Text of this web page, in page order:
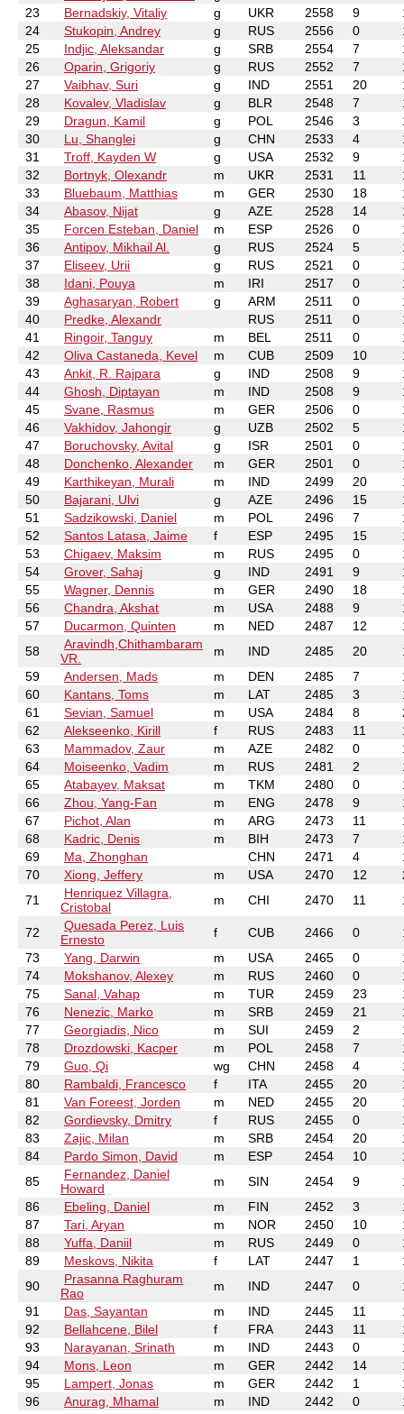
23
Bernadskiy, Vitaliy g UKR 2558 9
24
Stukopin, Andrey g RUS 2556 0
25
Indjic, Aleksandar g SRB 2554 7
26
Oparin, Grigoriy g RUS 2552 7
27
Vaibhav, Suri g IND 2551 20
28
Kovalev, Vladislav g BLR 2548 7
29
Dragun, Kamil g POL 2546 3
30
Lu, Shanglei g CHN 2533 4
31
Troff, Kayden W g USA 2532 9
32
Bortnyk, Olexandr m UKR 2531 11
33
Bluebaum, Matthias m GER 2530 18
34
Abasov, Nijat g AZE 2528 14
35
Forcen Esteban, Daniel m ESP 2526 0
36
Antipov, Mikhail Al. g RUS 2524 5
37
Eliseev, Urii g RUS 2521 0
38
Idani, Pouya m IRI 2517 0
39
Aghasaryan, Robert g ARM 2511 0
40
Predke, Alexandr RUS 2511 0
41
Ringoir, Tanguy m BEL 2511 0
42
Oliva Castaneda, Kevel m CUB 2509 10
43
Ankit, R. Rajpara g IND 2508 9
44
Ghosh, Diptayan m IND 2508 9
45
Svane, Rasmus m GER 2506 0
46
Vakhidov, Jahongir g UZB 2502 5
47
Boruchovsky, Avital g ISR 2501 0
48
Donchenko, Alexander m GER 2501 0
49
Karthikeyan, Murali m IND 2499 20
50
Bajarani, Ulvi g AZE 2496 15
51
Sadzikowski, Daniel m POL 2496 7
52
Santos Latasa, Jaime f ESP 2495 15
53
Chigaev, Maksim m RUS 2495 0
54
Grover, Sahaj g IND 2491 9
55
Wagner, Dennis m GER 2490 18
56
Chandra, Akshat m USA 2488 9
57
Ducarmon, Quinten m NED 2487 12
58
Aravindh,Chithambaram
VR.
m IND 2485 20
59
Andersen, Mads m DEN 2485 7
60
Kantans, Toms m LAT 2485 3
61
Sevian, Samuel m USA 2484 8
62
Alekseenko, Kirill f RUS 2483 11
63
Mammadov, Zaur m AZE 2482 0
64
Moiseenko, Vadim m RUS 2481 2
65
Atabayev, Maksat m TKM 2480 0
66
Zhou, Yang-Fan m ENG 2478 9
67
Pichot, Alan m ARG 2473 11
68
Kadric, Denis m BIH 2473 7
69
Ma, Zhonghan CHN 2471 4
70
Xiong, Jeffery m USA 2470 12
71
Henriquez Villagra,
Cristobal
m CHI 2470 11
72
Quesada Perez, Luis
Ernesto
f CUB 2466 0
73
Yang, Darwin m USA 2465 0
74
Mokshanov, Alexey m RUS 2460 0
75
Sanal, Vahap m TUR 2459 23
76
Nenezic, Marko m SRB 2459 21
77
Georgiadis, Nico m SUI 2459 2
78
Drozdowski, Kacper m POL 2458 7
79
Guo, Qi wg CHN 2458 4
80
Rambaldi, Francesco f ITA 2455 20
81
Van Foreest, Jorden m NED 2455 20
82
Gordievsky, Dmitry f RUS 2455 0
83
Zajic, Milan m SRB 2454 20
84
Pardo Simon, David m ESP 2454 10
85
Fernandez, Daniel
Howard
m SIN 2454 9
86
Ebeling, Daniel m FIN 2452 3
87
Tari, Aryan m NOR 2450 10
88
Yuffa, Daniil m RUS 2449 0
89
Meskovs, Nikita f LAT 2447 1
90
Prasanna Raghuram
Rao
m IND 2447 0
91
Das, Sayantan m IND 2445 11
92
Bellahcene, Bilel f FRA 2443 11
93
Narayanan, Srinath m IND 2443 0
94
Mons, Leon m GER 2442 14
95
Lampert, Jonas m GER 2442 1
96
Anurag, Mhamal m IND 2442 0